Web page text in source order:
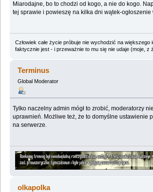
Miarodajne, bo to chodzi od kogo, a nie do kogo.
tej sprawie i powieszę na kilka dni wątek-ogłoszenie
Człowiek całe życie próbuje nie wychodzić na większego
faktycznie jest - i przeważnie to mu się nie udaje (moje, z
Terminus
Global Moderator
Tylko naczelny admin mógł to zrobić, moderatorzy
uprawnień. Możliwe też, że to domyślne ustawienie
na serwerze.
olkapolka